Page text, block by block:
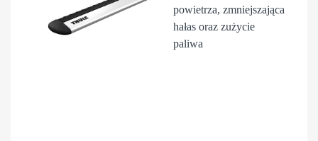
powietrza, zmniejszająca
hałas oraz zużycie
paliwa